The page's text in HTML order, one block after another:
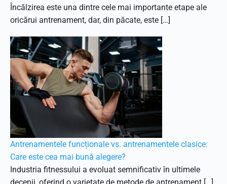
Încălzirea este una dintre cele mai importante etape ale
oricărui antrenament, dar, din păcate, este […]
Antrenamentele funcționale vs. antrenamentele clasice:
Care este cea mai bună alegere?
Industria fitnessului a evoluat semnificativ în ultimele